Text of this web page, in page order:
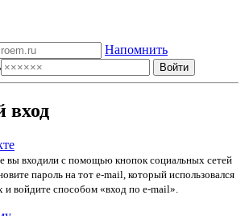
Напомнить
вход
вы входили с помощью кнопок социальных сетей
пароль на тот e-mail, который использовался
и войдите способом «вход по e-mail».